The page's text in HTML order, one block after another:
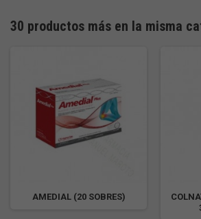
30 productos más en la misma
AMEDIAL (20 SOBRES)